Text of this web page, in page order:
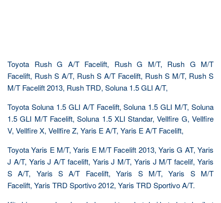
Toyota Rush G A/T Facelift, Rush G M/T, Rush G M/T
Facelift, Rush S A/T, Rush S A/T Facelift, Rush S M/T, Rush S
M/T Facelift 2013, Rush TRD, Soluna 1.5 GLI A/T,
Toyota Soluna 1.5 GLI A/T Facelift, Soluna 1.5 GLI M/T, Soluna
1.5 GLI M/T Facelift, Soluna 1.5 XLI Standar, Vellfire G, Vellfire
V, Vellfire X, Vellfire Z, Yaris E A/T, Yaris E A/T Facelift,
Toyota Yaris E M/T, Yaris E M/T Facelift 2013, Yaris G AT, Yaris
J A/T, Yaris J A/T facelift, Yaris J M/T, Yaris J M/T facelif, Yaris
S A/T, Yaris S A/T Facelift, Yaris S M/T, Yaris S M/T
Facelift, Yaris TRD Sportivo 2012, Yaris TRD Sportivo A/T.